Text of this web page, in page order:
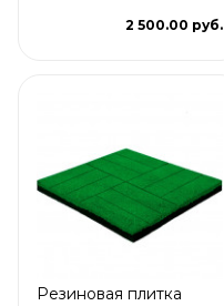
2 500.00 руб.
Резиновая плитка